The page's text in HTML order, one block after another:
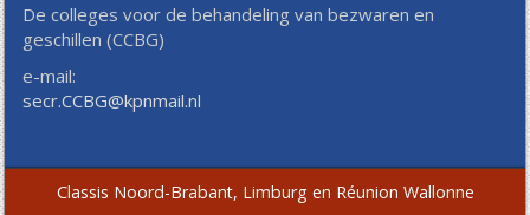
De colleges voor de behandeling van bezwaren en
geschillen (CCBG)
e-mail:
secr.CCBG@kpnmail.nl
Classis Noord-Brabant, Limburg en Réunion Wallonne